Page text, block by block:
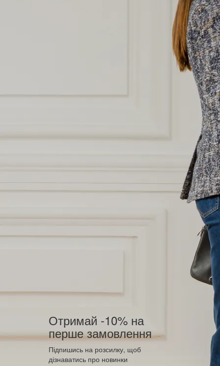
Отримай -10% на
перше замовлення
Підпишись на розсилку, щоб
дізнаватись про новинки